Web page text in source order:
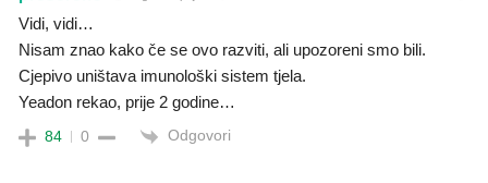
Vidi, vidi…
Nisam znao kako če se ovo razviti, ali upozoreni smo bili.
Cjepivo uništava imunološki sistem tjela.
Yeadon rekao, prije 2 godine…
84 0 Odgovori